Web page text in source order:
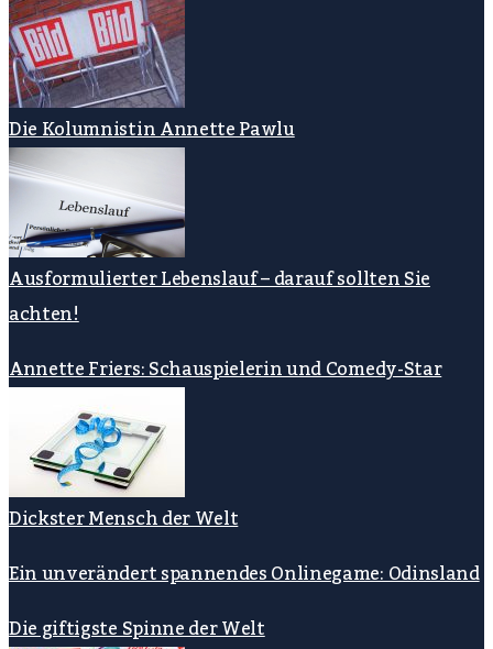
Die Kolumnistin Annette Pawlu
Ausformulierter Lebenslauf – darauf sollten Sie
achten!
Annette Friers: Schauspielerin und Comedy-Star
Dickster Mensch der Welt
Ein unverändert spannendes Onlinegame: Odinsland
Die giftigste Spinne der Welt